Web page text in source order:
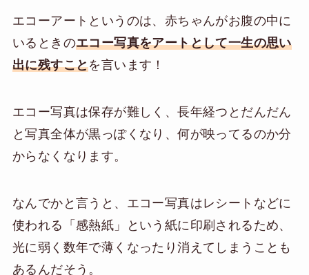
エコーアートというのは、赤ちゃんがお腹の中に
いるときのエコー写真をアートとして一生の思い
出に残すことを言います！
エコー写真は保存が難しく、長年経つとだんだん
と写真全体が黒っぽくなり、何が映ってるのか分
からなくなります。
なんでかと言うと、エコー写真はレシートなどに
使われる「感熱紙」という紙に印刷されるため、
光に弱く数年で薄くなったり消えてしまうことも
あるんだそう。